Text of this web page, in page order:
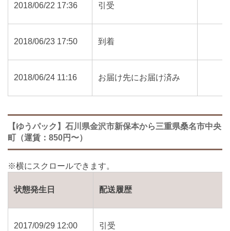
2018/06/22 17:36 引受
2018/06/23 17:50 到着
2018/06/24 11:16 お届け先にお届け済み
【ゆうパック】石川県金沢市新保本から三重県桑名市中央
町（運賃：850円〜）
状態発生日 配送履歴
2017/09/29 12:00 引受